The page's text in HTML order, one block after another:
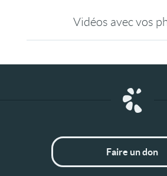
Vidéos avec vos
Faire un don